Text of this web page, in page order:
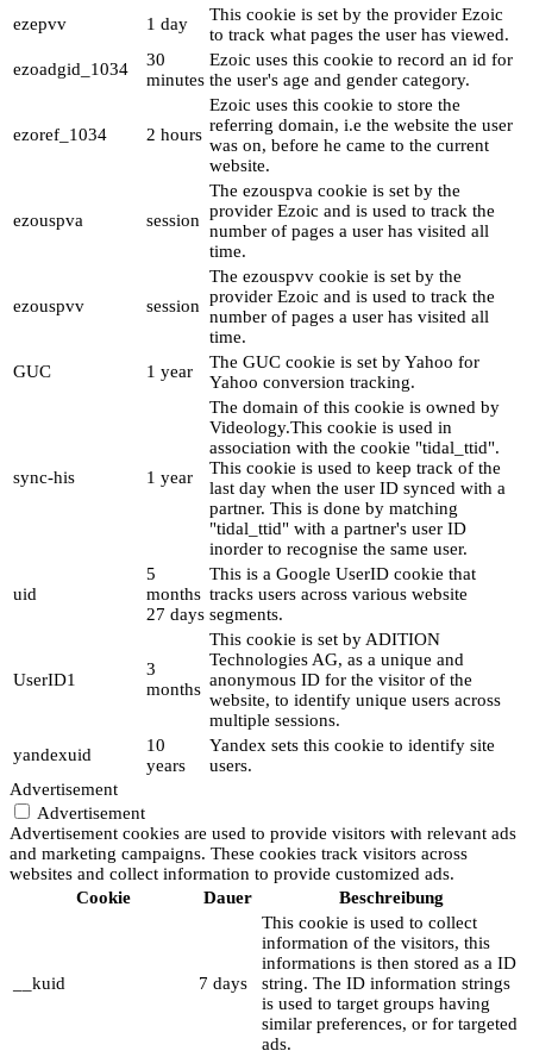
ezepvv
1 day
This cookie is set by the provider Ezoic
to track what pages the user has viewed.
ezoadgid_1034
30
minutes
Ezoic uses this cookie to record an id for
the user's age and gender category.
ezoref_1034 2 hours
Ezoic uses this cookie to store the
referring domain, i.e the website the user
was on, before he came to the current
website.
ezouspva session
The ezouspva cookie is set by the
provider Ezoic and is used to track the
number of pages a user has visited all
time.
ezouspvv session
The ezouspvv cookie is set by the
provider Ezoic and is used to track the
number of pages a user has visited all
time.
GUC
1 year
The GUC cookie is set by Yahoo for
Yahoo conversion tracking.
sync-his 1 year
The domain of this cookie is owned by
Videology.This cookie is used in
association with the cookie "tidal_ttid".
This cookie is used to keep track of the
last day when the user ID synced with a
partner. This is done by matching
"tidal_ttid" with a partner's user ID
inorder to recognise the same user.
uid
5
months
27 days
This is a Google UserID cookie that
tracks users across various website
segments.
UserID1
3
months
This cookie is set by ADITION
Technologies AG, as a unique and
anonymous ID for the visitor of the
website, to identify unique users across
multiple sessions.
yandexuid
10
years
Yandex sets this cookie to identify site
users.
Advertisement
Advertisement
Advertisement cookies are used to provide visitors with relevant ads
and marketing campaigns. These cookies track visitors across
websites and collect information to provide customized ads.
Cookie
Dauer Beschreibung
__kuid 7 days
This cookie is used to collect
information of the visitors, this
informations is then stored as a ID
string. The ID information strings
is used to target groups having
similar preferences, or for targeted
ads.